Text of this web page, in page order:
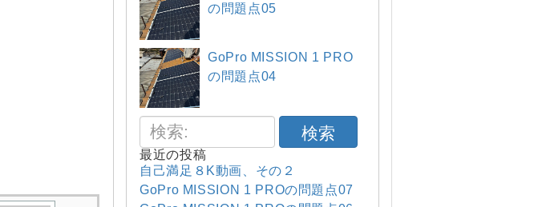
の問題点05
GoPro MISSION 1 PRO
の問題点04
検索
最近の投稿
自己満足８K動画、その２
GoPro MISSION 1 PROの問題点07